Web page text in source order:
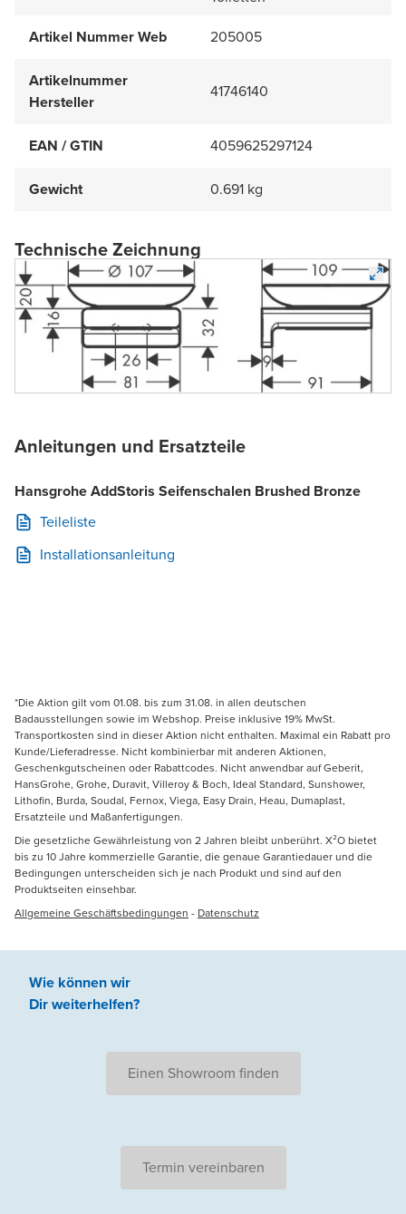
Artikel Nummer Web
205005
Artikelnummer
Hersteller
41746140
EAN / GTIN 4059625297124
Gewicht 0.691 kg
Technische Zeichnung
Anleitungen und Ersatzteile
Hansgrohe AddStoris Seifenschalen Brushed Bronze
Teileliste
Installationsanleitung
*Die Aktion gilt vom 01.08. bis zum 31.08. in allen deutschen
Badausstellungen sowie im Webshop. Preise inklusive 19% MwSt.
Transportkosten sind in dieser Aktion nicht enthalten. Maximal ein Rabatt pro
Kunde/Lieferadresse. Nicht kombinierbar mit anderen Aktionen,
Geschenkgutscheinen oder Rabattcodes. Nicht anwendbar auf Geberit,
HansGrohe, Grohe, Duravit, Villeroy & Boch, Ideal Standard, Sunshower,
Lithofin, Burda, Soudal, Fernox, Viega, Easy Drain, Heau, Dumaplast,
Ersatzteile und Maßanfertigungen.
Die gesetzliche Gewährleistung von 2 Jahren bleibt unberührt. X²O bietet
bis zu 10 Jahre kommerzielle Garantie, die genaue Garantiedauer und die
Bedingungen unterscheiden sich je nach Produkt und sind auf den
Produktseiten einsehbar.
Allgemeine Geschäftsbedingungen - Datenschutz
Wie können wir
Dir weiterhelfen?
Einen Showroom finden
Termin vereinbaren